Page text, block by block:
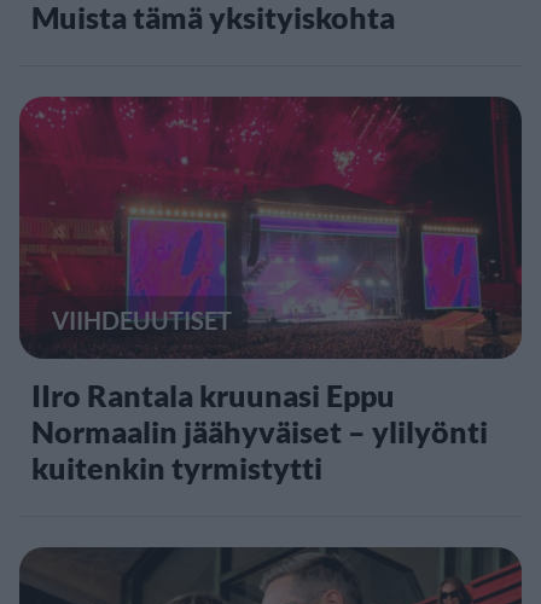
Muista tämä yksityiskohta
VIIHDEUUTISET
IIro Rantala kruunasi Eppu
Normaalin jäähyväiset – ylilyönti
kuitenkin tyrmistytti